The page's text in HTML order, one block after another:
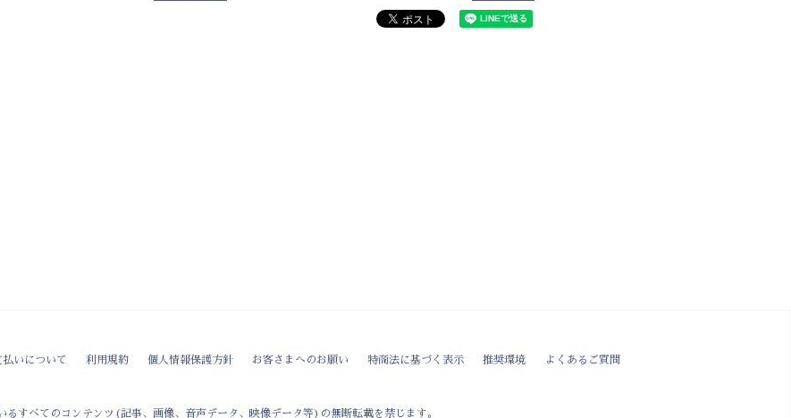
払いについて 利用規約 個人情報保護方針 お客さまへのお願い 特商法に基づく表示 推奨環境 よくあるご質問
るすべてのコンテンツ(記事、画像、音声データ、映像データ等)の無断転載を禁じます。